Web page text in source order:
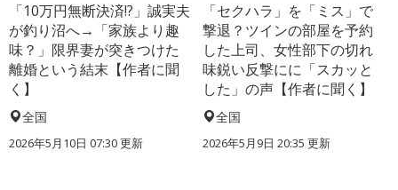
「10万円無断決済!?」誠実夫
が釣り沼へ→「家族より趣
味？」限界妻が突きつけた
離婚という結末【作者に聞
く】
全国
2026年5月10日 07:30 更新
「セクハラ」を「ミス」で
撃退？ツインの部屋を予約
した上司、女性部下の切れ
味鋭い反撃にに「スカッと
した」の声【作者に聞く】
全国
2026年5月9日 20:35 更新